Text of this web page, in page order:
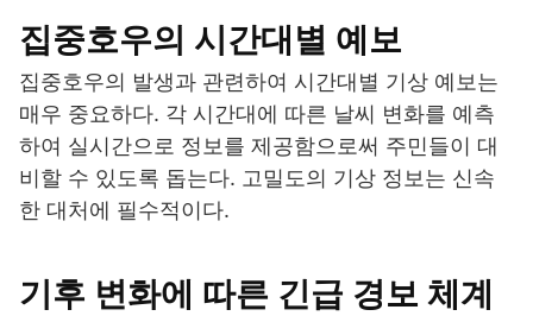
집중호우의 시간대별 예보
집중호우의 발생과 관련하여 시간대별 기상 예보는
매우 중요하다. 각 시간대에 따른 날씨 변화를 예측
하여 실시간으로 정보를 제공함으로써 주민들이 대
비할 수 있도록 돕는다. 고밀도의 기상 정보는 신속
한 대처에 필수적이다.
기후 변화에 따른 긴급 경보 체계